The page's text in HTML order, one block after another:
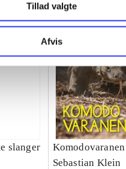
Tillad valgte
Afvis
slanger
Komodovaranen
Sebastian Klein